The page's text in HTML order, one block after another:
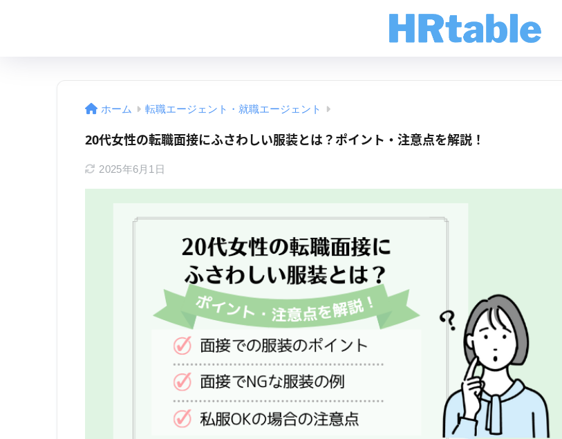
ホーム 転職エージェント・就職エージェント
20代女性の転職面接にふさわしい服装とは？ポイント・注意点を解説！
2025年6月1日